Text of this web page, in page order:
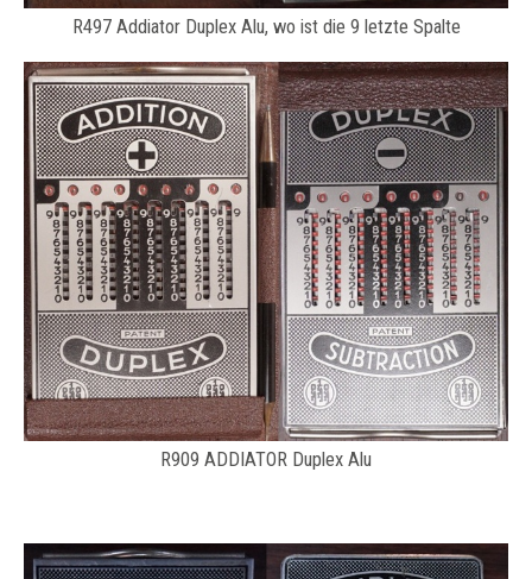
R497 Addiator Duplex Alu, wo ist die 9 letzte Spalte
R909 ADDIATOR Duplex Alu